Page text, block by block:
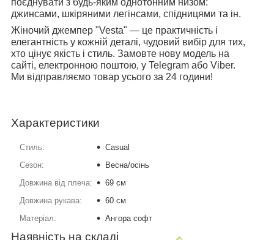
джинсами, шкіряними легінсами, спідницями та ін.
Жіночий джемпер "Vesta" — це практичність і
елегантність у кожній деталі, чудовий вибір для тих,
хто цінує якість і стиль. Замовте нову модель на
сайті, електронною поштою, у Telegram або Viber.
Ми відправляємо товар усього за 24 години!
Характеристики
Стиль:
Casual
Сезон:
Весна/осінь
Довжина від плеча:
69 см
Довжина рукава:
60 см
Матеріал:
Ангора софт
Наявність на складі